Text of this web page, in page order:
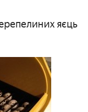
яєць